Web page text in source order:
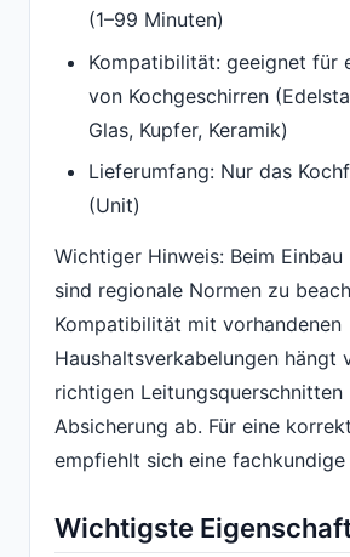
(1–99 Minuten)
Kompatibilität: geeignet für
von Kochgeschirren
Glas, Kupfer, Keramik)
Lieferumfang: Nur das
(Unit)
Wichtiger Hinweis: Beim Einbau
sind regionale Normen zu
Kompatibilität mit vorhandenen
Haushaltsverkabelungen hängt
richtigen Leitungsquerschnitten
Absicherung ab. Für eine
empfiehlt sich eine fachkundige
Wichtigste